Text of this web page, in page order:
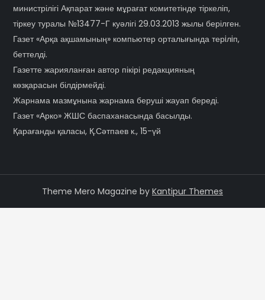
министрілігі Ақпарат және мұрағат комитетінде тіркеліп,
тіркеу туралы №13477-Г куәлігі 29.03.2013 жылы берілген.
Газет «Арқа ақшамының» компьютер орталығында терiлiп,
беттелді.
Газетте жарияланған автор пікірі редакцияның
көзқарасын білдірмейді.
Жарнама мазмұнына жарнама беруші жауап береді.
Газет «Арко» ЖШС баспаханасында басылды.
Қарағанды қаласы, Қ.Сәтпаев к., 15-үй
Theme Mero Magazine by Kantipur Themes